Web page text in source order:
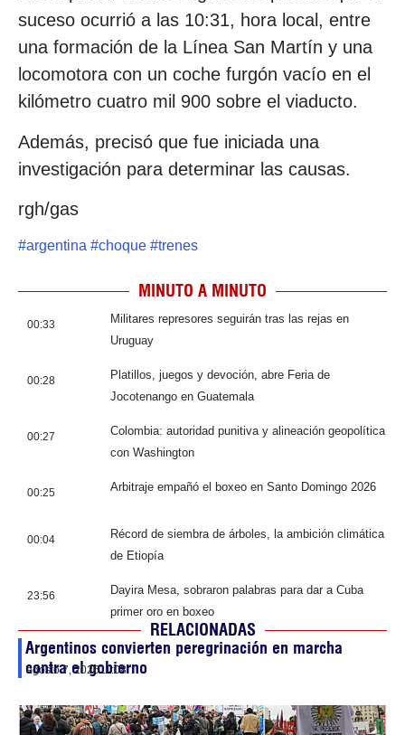
suceso ocurrió a las 10:31, hora local, entre
una formación de la Línea San Martín y una
locomotora con un coche furgón vacío en el
kilómetro cuatro mil 900 sobre el viaducto.
Además, precisó que fue iniciada una
investigación para determinar las causas.
rgh/gas
#argentina #choque #trenes
MINUTO A MINUTO
00:33
Militares represores seguirán tras las rejas en
Uruguay
00:28
Platillos, juegos y devoción, abre Feria de
Jocotenango en Guatemala
00:27
Colombia: autoridad punitiva y alineación geopolítica
con Washington
00:25 Arbitraje empañó el boxeo en Santo Domingo 2026
00:04
Récord de siembra de árboles, la ambición climática
de Etiopía
23:56
Dayira Mesa, sobraron palabras para dar a Cuba
primer oro en boxeo
RELACIONADAS
Argentinos convierten peregrinación en marcha
contra el gobierno
agosto 7, 202611:08